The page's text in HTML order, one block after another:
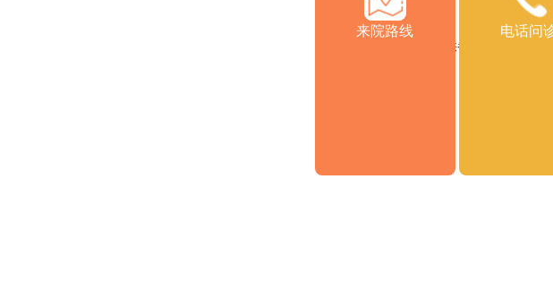
医院地址：
Copyright ©
注：本网站信息仅供参考，不能作
转载或引用文
来院路线 电话问